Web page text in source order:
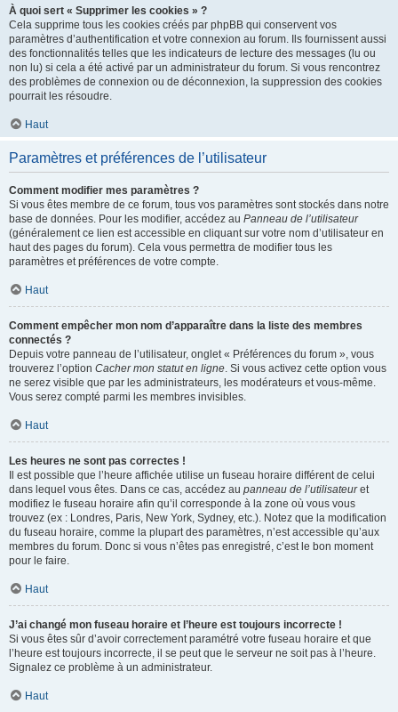
À quoi sert « Supprimer les cookies » ?
Cela supprime tous les cookies créés par phpBB qui conservent vos
paramètres d’authentification et votre connexion au forum. Ils fournissent aussi
des fonctionnalités telles que les indicateurs de lecture des messages (lu ou
non lu) si cela a été activé par un administrateur du forum. Si vous rencontrez
des problèmes de connexion ou de déconnexion, la suppression des cookies
pourrait les résoudre.
Haut
Paramètres et préférences de l’utilisateur
Comment modifier mes paramètres ?
Si vous êtes membre de ce forum, tous vos paramètres sont stockés dans notre
base de données. Pour les modifier, accédez au Panneau de l’utilisateur
(généralement ce lien est accessible en cliquant sur votre nom d’utilisateur en
haut des pages du forum). Cela vous permettra de modifier tous les
paramètres et préférences de votre compte.
Haut
Comment empêcher mon nom d’apparaître dans la liste des membres
connectés ?
Depuis votre panneau de l’utilisateur, onglet « Préférences du forum », vous
trouverez l’option Cacher mon statut en ligne. Si vous activez cette option vous
ne serez visible que par les administrateurs, les modérateurs et vous-même.
Vous serez compté parmi les membres invisibles.
Haut
Les heures ne sont pas correctes !
Il est possible que l’heure affichée utilise un fuseau horaire différent de celui
dans lequel vous êtes. Dans ce cas, accédez au panneau de l’utilisateuret
modifiez le fuseau horaire afin qu’il corresponde à la zone où vous vous
trouvez (ex : Londres, Paris, New York, Sydney, etc.). Notez que la modification
du fuseau horaire, comme la plupart des paramètres, n’est accessible qu’aux
membres du forum. Donc si vous n’êtes pas enregistré, c’est le bon moment
pour le faire.
Haut
J’ai changé mon fuseau horaire et l’heure est toujours incorrecte !
Si vous êtes sûr d’avoir correctement paramétré votre fuseau horaire et que
l’heure est toujours incorrecte, il se peut que le serveur ne soit pas à l’heure.
Signalez ce problème à un administrateur.
Haut